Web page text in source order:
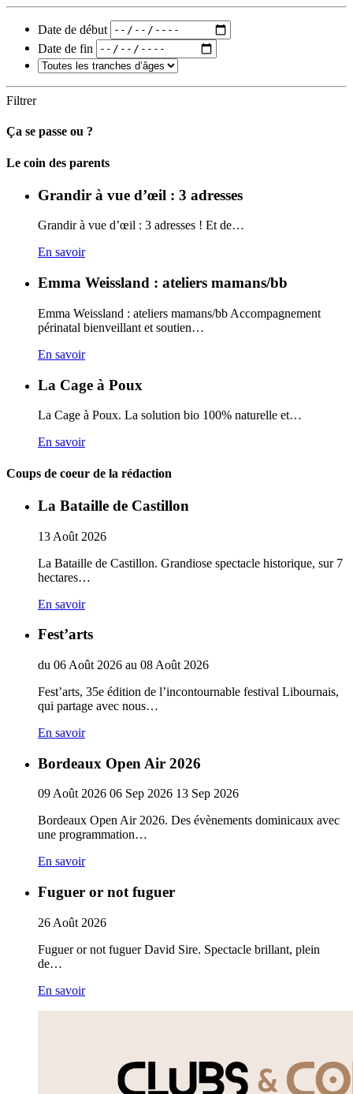
Date de début
Date de fin
Filtrer
Ça se passe ou ?
Carto
Le coin des parents
Grandir à vue d’œil : 3 adresses
Grandir à vue d’œil : 3 adresses ! Et de…
En savoir
Emma Weissland : ateliers mamans/bb
Emma Weissland : ateliers mamans/bb Accompagnement
périnatal bienveillant et soutien…
En savoir
La Cage à Poux
La Cage à Poux. La solution bio 100% naturelle et…
En savoir
Coups de coeur de la rédaction
La Bataille de Castillon
13 Août 2026
La Bataille de Castillon. Grandiose spectacle historique, sur 7
hectares…
En savoir
Fest’arts
du 06 Août 2026 au 08 Août 2026
Fest’arts, 35e édition de l’incontournable festival Libournais,
qui partage avec nous…
En savoir
Bordeaux Open Air 2026
09Août 2026 06 Sep 2026 13 Sep 2026
Bordeaux Open Air 2026. Des évènements dominicaux avec
une programmation…
En savoir
Fuguer or not fuguer
26 Août 2026
Fuguer or not fuguer David Sire. Spectacle brillant, plein
de…
En savoir